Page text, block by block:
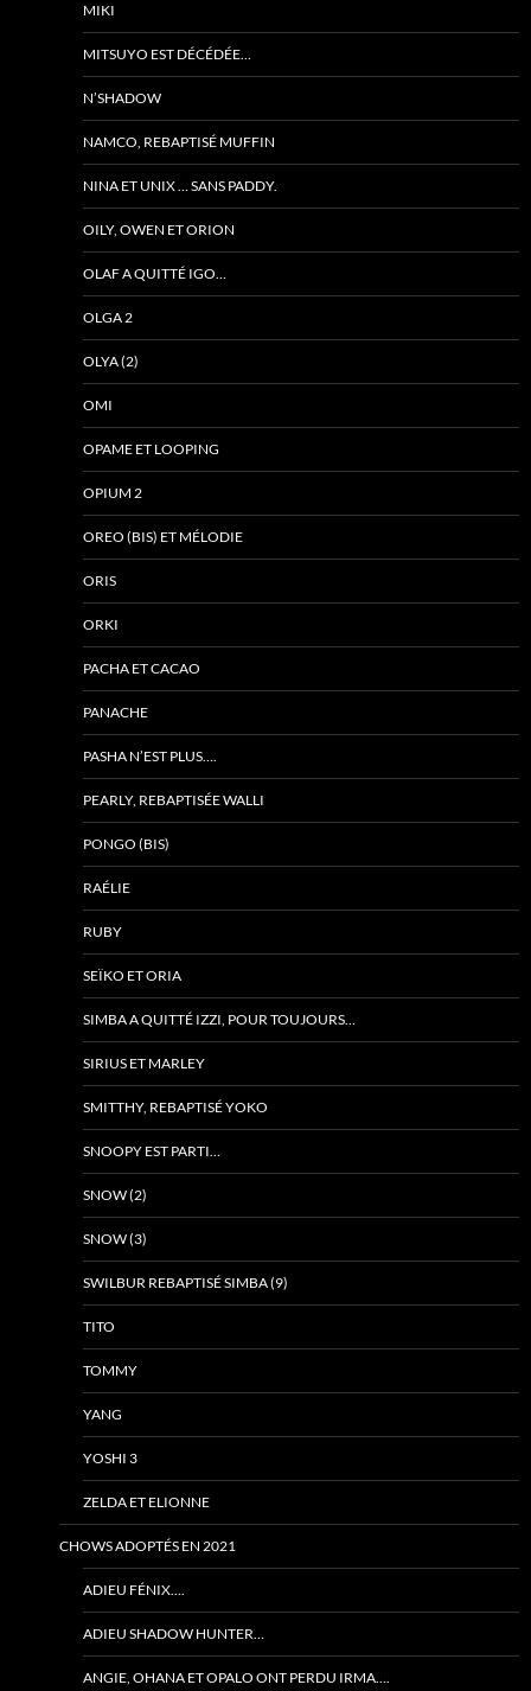
MIKI
MITSUYO EST DÉCÉDÉE…
N’SHADOW
NAMCO, REBAPTISÉ MUFFIN
NINA ET UNIX … SANS PADDY.
OILY, OWEN ET ORION
OLAF A QUITTÉ IGO…
OLGA 2
OLYA (2)
OMI
OPAME ET LOOPING
OPIUM 2
OREO (BIS) ET MÉLODIE
ORIS
ORKI
PACHA ET CACAO
PANACHE
PASHA N’EST PLUS….
PEARLY, REBAPTISÉE WALLI
PONGO (BIS)
RAÉLIE
RUBY
SEÏKO ET ORIA
SIMBA A QUITTÉ IZZI, POUR TOUJOURS…
SIRIUS ET MARLEY
SMITTHY, REBAPTISÉ YOKO
SNOOPY EST PARTI…
SNOW (2)
SNOW (3)
SWILBUR REBAPTISÉ SIMBA (9)
TITO
TOMMY
YANG
YOSHI 3
ZELDA ET ELIONNE
CHOWS ADOPTÉS EN 2021
ADIEU FÉNIX….
ADIEU SHADOW HUNTER…
ANGIE, OHANA ET OPALO ONT PERDU IRMA….